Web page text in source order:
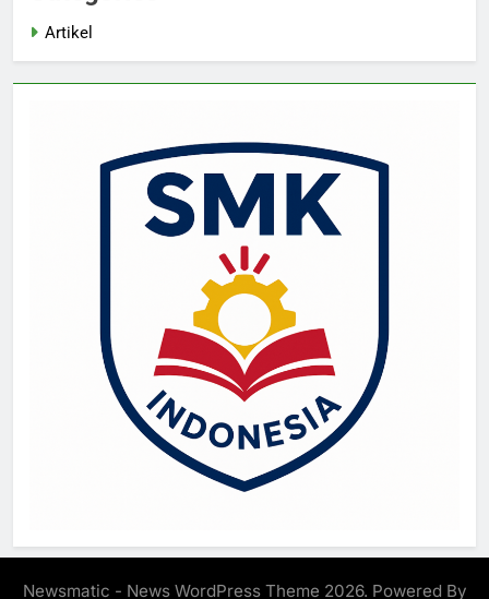
Artikel
Newsmatic - News WordPress Theme 2026. Powered By